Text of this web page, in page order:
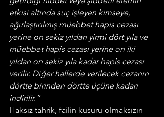
etkisi altında suç işleyen kimseye,
ağırlaştırılmış müebbet hapis cezası
yerine on sekiz yıldan yirmi dört yıla ve
müebbet hapis cezası yerine on iki
yıldan on sekiz yıla kadar hapis cezası
verilir. Diğer hallerde verilecek cezanın
dörtte birinden dörtte üçüne kadarı
indirilir.”
Haksız tahrik, failin kusuru olmaksızın